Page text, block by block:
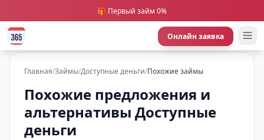
🎁 Первый займ 0%
Онлайн заявка
Главная/Займы/Доступные деньги/Похожие займы
Похожие предложения и
альтернативы Доступные
деньги